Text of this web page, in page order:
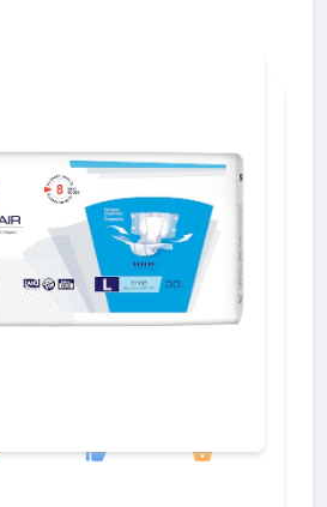
thumb_up shopping_basket